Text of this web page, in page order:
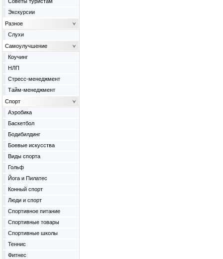
Экскурсии
Разное
Слухи
Самоулучшение
Коучинг
НЛП
Стресс-менеджмент
Тайм-менеджмент
Спорт
Аэробика
Баскетбол
Бодибилдинг
Боевые искусства
Виды спорта
Гольф
Йога и Пилатес
Конный спорт
Люди и спорт
Спортивное питание
Спортивные товары
Спортивные школы
Теннис
Фитнес